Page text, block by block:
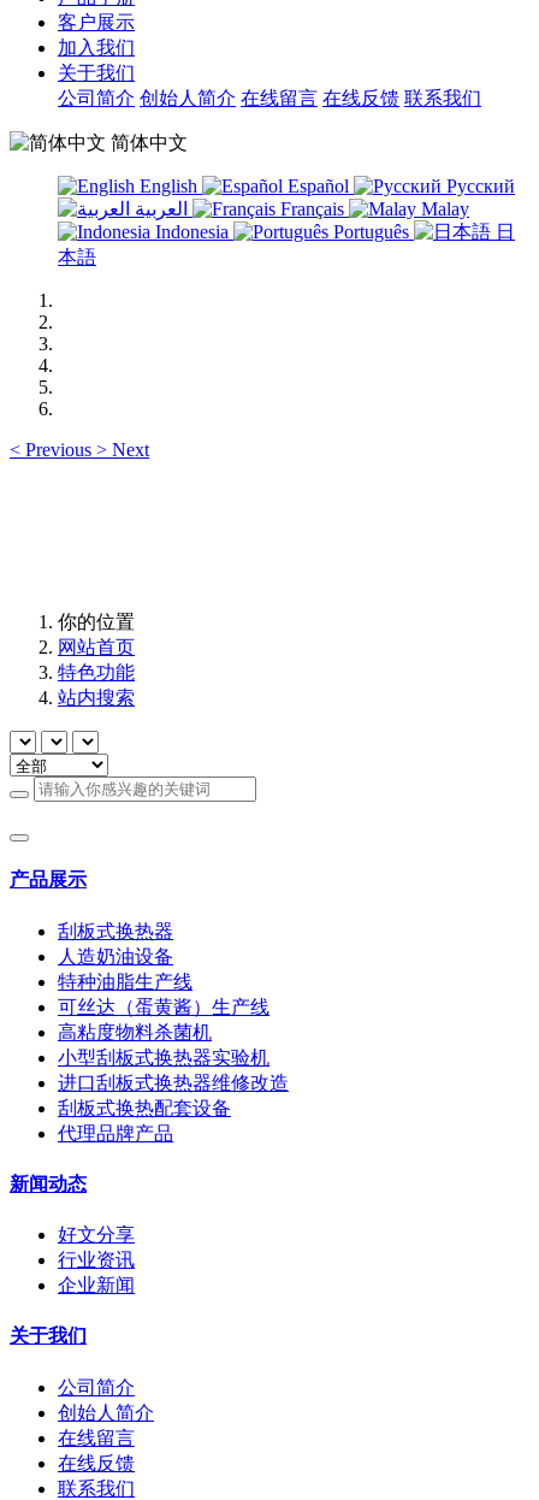
客户展示
加入我们
关于我们
公司简介 创始人简介 在线留言 在线反馈 联系我们
简体中文
English Español
Русский
Français
Malay
Indonesia
Português
日
本語
< Previous > Next
你的位置
网站首页
特色功能
站内搜索
产品展示
刮板式换热器
人造奶油设备
特种油脂生产线
可丝达（蛋黄酱）生产线
高粘度物料杀菌机
小型刮板式换热器实验机
进口刮板式换热器维修改造
刮板式换热配套设备
代理品牌产品
新闻动态
好文分享
行业资讯
企业新闻
关于我们
公司简介
创始人简介
在线留言
在线反馈
联系我们